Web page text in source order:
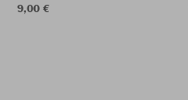
9,00 €